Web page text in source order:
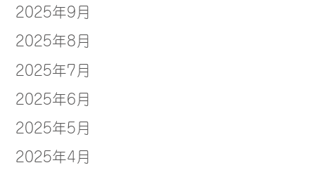
2025年9月
2025年8月
2025年7月
2025年6月
2025年5月
2025年4月